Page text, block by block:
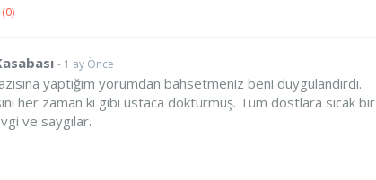
0)
- 1 ay Önce
yaptığım yorumdan bahsetmeniz beni duygulandırdı.
her zaman ki gibi ustaca döktürmüş. Tüm dostlara sıcak bir
ve saygılar.